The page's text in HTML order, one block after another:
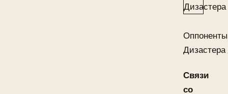
Оппоненты
Дизастера
Связи
со